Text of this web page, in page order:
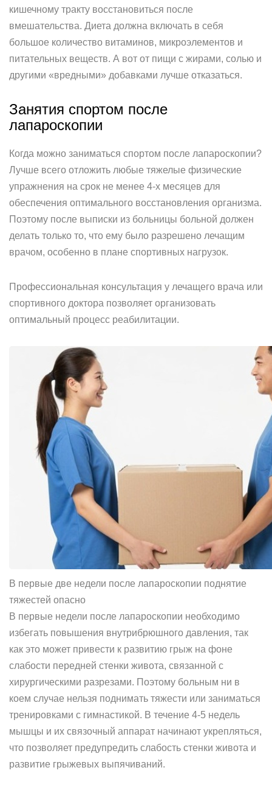
кишечному тракту восстановиться после
вмешательства. Диета должна включать в себя
большое количество витаминов, микроэлементов и
питательных веществ. А вот от пищи с жирами, солью и
другими «вредными» добавками лучше отказаться.
Занятия спортом после
лапароскопии
Когда можно заниматься спортом после лапароскопии?
Лучше всего отложить любые тяжелые физические
упражнения на срок не менее 4-х месяцев для
обеспечения оптимального восстановления организма.
Поэтому после выписки из больницы больной должен
делать только то, что ему было разрешено лечащим
врачом, особенно в плане спортивных нагрузок.
Профессиональная консультация у лечащего врача или
спортивного доктора позволяет организовать
оптимальный процесс реабилитации.
В первые две недели после лапароскопии поднятие
тяжестей опасно
В первые недели после лапароскопии необходимо
избегать повышения внутрибрюшного давления, так
как это может привести к развитию грыж на фоне
слабости передней стенки живота, связанной с
хирургическими разрезами. Поэтому больным ни в
коем случае нельзя поднимать тяжести или заниматься
тренировками с гимнастикой. В течение 4-5 недель
мышцы и их связочный аппарат начинают укрепляться,
что позволяет предупредить слабость стенки живота и
развитие грыжевых выпячиваний.